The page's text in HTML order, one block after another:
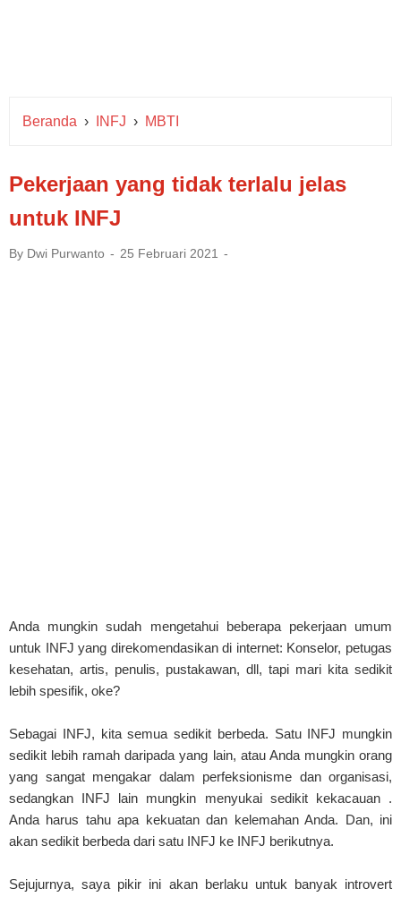
Beranda › INFJ › MBTI
Pekerjaan yang tidak terlalu jelas
untuk INFJ
By Dwi Purwanto 25 Februari 2021
Anda mungkin sudah mengetahui beberapa pekerjaan umum
untuk INFJ yang direkomendasikan di internet: Konselor, petugas
kesehatan, artis, penulis, pustakawan, dll, tapi mari kita sedikit
lebih spesifik, oke?
Sebagai INFJ, kita semua sedikit berbeda. Satu INFJ mungkin
sedikit lebih ramah daripada yang lain, atau Anda mungkin orang
yang sangat mengakar dalam perfeksionisme dan organisasi,
sedangkan INFJ lain mungkin menyukai sedikit kekacauan .
Anda harus tahu apa kekuatan dan kelemahan Anda. Dan, ini
akan sedikit berbeda dari satu INFJ ke INFJ berikutnya.
Sejujurnya, saya pikir ini akan berlaku untuk banyak introvert